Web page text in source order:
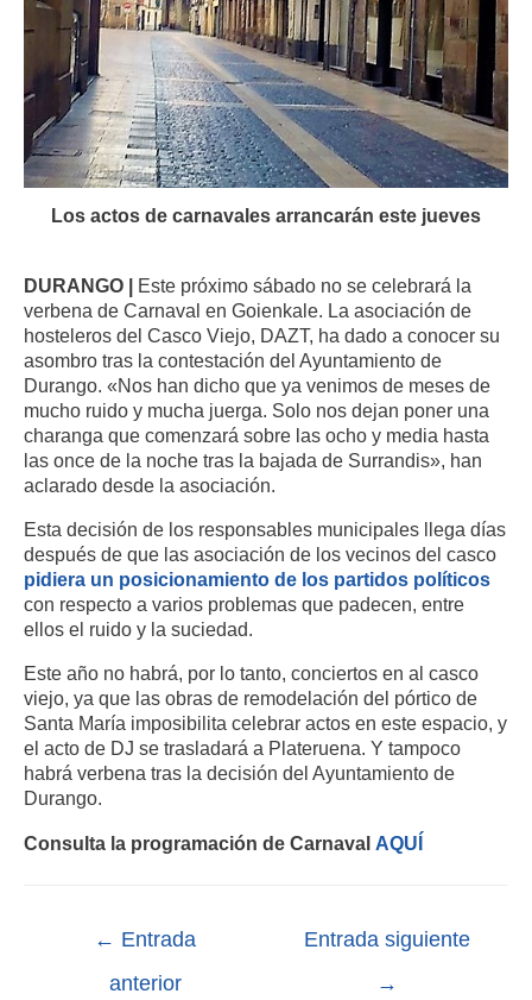
Los actos de carnavales arrancarán este jueves
DURANGO | Este próximo sábado no se celebrará la
verbena de Carnaval en Goienkale. La asociación de
hosteleros del Casco Viejo, DAZT, ha dado a conocer su
asombro tras la contestación del Ayuntamiento de
Durango. «Nos han dicho que ya venimos de meses de
mucho ruido y mucha juerga. Solo nos dejan poner una
charanga que comenzará sobre las ocho y media hasta
las once de la noche tras la bajada de Surrandis», han
aclarado desde la asociación.
Esta decisión de los responsables municipales llega días
después de que las asociación de los vecinos del casco
pidiera un posicionamiento de los partidos políticos
con respecto a varios problemas que padecen, entre
ellos el ruido y la suciedad.
Este año no habrá, por lo tanto, conciertos en al casco
viejo, ya que las obras de remodelación del pórtico de
Santa María imposibilita celebrar actos en este espacio, y
el acto de DJ se trasladará a Plateruena. Y tampoco
habrá verbena tras la decisión del Ayuntamiento de
Durango.
Consulta la programación de Carnaval AQUÍ
← Entrada
anterior
Entrada siguiente
→